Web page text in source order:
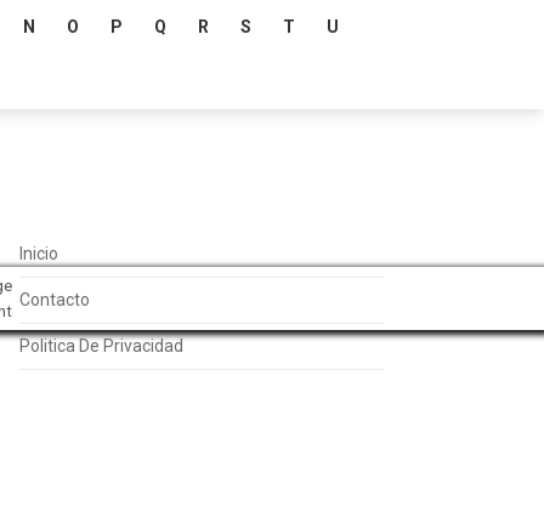
N O P Q R S T U
Inicio
Contacto
Politica De Privacidad